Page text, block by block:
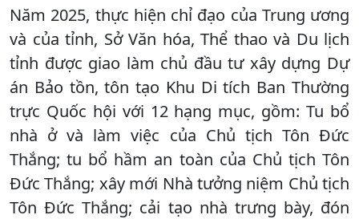
Năm 2025, thực hiện chỉ đạo của Trung ương
và của tỉnh, Sở Văn hóa, Thể thao và Du lịch
tỉnh được giao làm chủ đầu tư xây dựng Dự
án Bảo tồn, tôn tạo Khu Di tích Ban Thường
trực Quốc hội với 12 hạng mục, gồm: Tu bổ
nhà ở và làm việc của Chủ tịch Tôn Đức
Thắng; tu bổ hầm an toàn của Chủ tịch Tôn
Đức Thắng; xây mới Nhà tưởng niệm Chủ tịch
Tôn Đức Thắng; cải tạo nhà trưng bày, đón